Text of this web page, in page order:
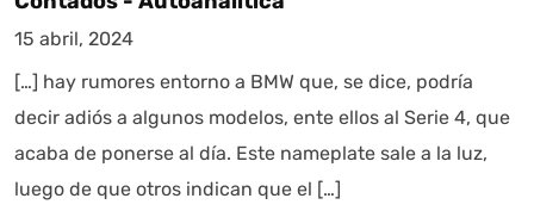
15 abril, 2024
[…] hay rumores entorno a BMW que, se dice, podría
decir adiós a algunos modelos, ente ellos al Serie 4, que
acaba de ponerse al día. Este nameplate sale a la luz,
luego de que otros indican que el […]